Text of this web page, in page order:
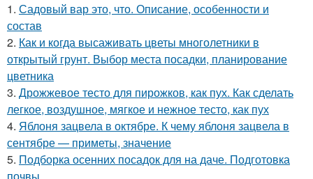
1. Садовый вар это, что. Описание, особенности и
состав
2. Как и когда высаживать цветы многолетники в
открытый грунт. Выбор места посадки, планирование
цветника
3. Дрожжевое тесто для пирожков, как пух. Как сделать
легкое, воздушное, мягкое и нежное тесто, как пух
4. Яблоня зацвела в октябре. К чему яблоня зацвела в
сентябре — приметы, значение
5. Подборка осенних посадок для на даче. Подготовка